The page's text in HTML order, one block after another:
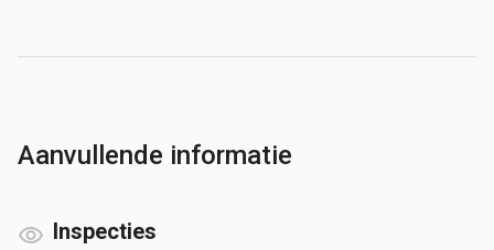
Aanvullende informatie
Inspecties